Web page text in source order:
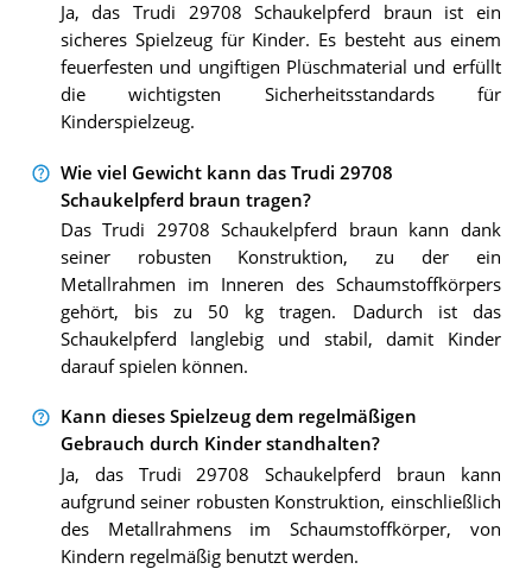
Ja, das Trudi 29708 Schaukelpferd braun ist ein
sicheres Spielzeug für Kinder. Es besteht aus einem
feuerfesten und ungiftigen Plüschmaterial und erfüllt
die wichtigsten Sicherheitsstandards für
Kinderspielzeug.
Wie viel Gewicht kann das Trudi 29708
Schaukelpferd braun tragen?
Das Trudi 29708 Schaukelpferd braun kann dank
seiner robusten Konstruktion, zu der ein
Metallrahmen im Inneren des Schaumstoffkörpers
gehört, bis zu 50 kg tragen. Dadurch ist das
Schaukelpferd langlebig und stabil, damit Kinder
darauf spielen können.
Kann dieses Spielzeug dem regelmäßigen
Gebrauch durch Kinder standhalten?
Ja, das Trudi 29708 Schaukelpferd braun kann
aufgrund seiner robusten Konstruktion, einschließlich
des Metallrahmens im Schaumstoffkörper, von
Kindern regelmäßig benutzt werden.